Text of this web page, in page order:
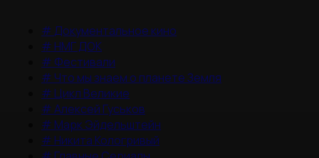
# Документальное кино
# НМГ ДОК
# Фестивали
# Что мы знаем о планете Земля
# Цикл Великие
#Алексей Гуськов
# Марк Эйдельштейн
# Никита Кологривый